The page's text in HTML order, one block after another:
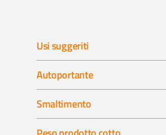
Usi suggeriti
Autoportante
Smaltimento